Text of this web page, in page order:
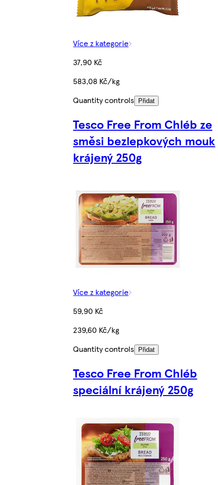
Více z kategorie
37,90 Kč
583,08 Kč/kg
Quantity controls Přidat
Tesco Free From Chléb ze
směsi bezlepkových mouk
krájený 250g
Více z kategorie
59,90 Kč
239,60 Kč/kg
Quantity controls
Přidat
Tesco Free From Chléb
speciální krájený 250g